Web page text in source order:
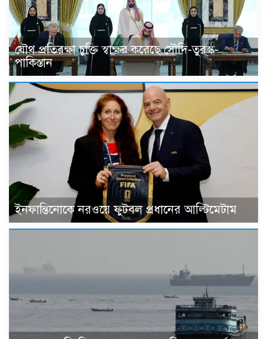
যৌথ প্রতিরক্ষা চুক্তি স্বাক্ষর করেছে সৌদি-তুরস্ক-
পাকিস্তান
ইনফান্তিনোকে নরওয়ে ফুটবল প্রধানের আল্টিমেটাম